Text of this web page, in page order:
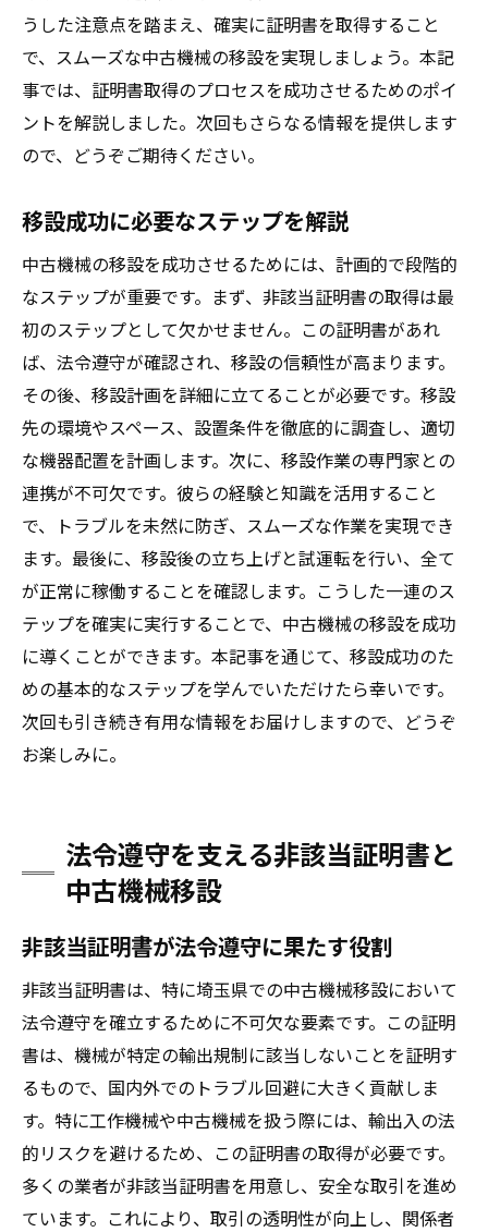
うした注意点を踏まえ、確実に証明書を取得すること
で、スムーズな中古機械の移設を実現しましょう。本記
事では、証明書取得のプロセスを成功させるためのポイ
ントを解説しました。次回もさらなる情報を提供します
ので、どうぞご期待ください。
移設成功に必要なステップを解説
中古機械の移設を成功させるためには、計画的で段階的
なステップが重要です。まず、非該当証明書の取得は最
初のステップとして欠かせません。この証明書があれ
ば、法令遵守が確認され、移設の信頼性が高まります。
その後、移設計画を詳細に立てることが必要です。移設
先の環境やスペース、設置条件を徹底的に調査し、適切
な機器配置を計画します。次に、移設作業の専門家との
連携が不可欠です。彼らの経験と知識を活用すること
で、トラブルを未然に防ぎ、スムーズな作業を実現でき
ます。最後に、移設後の立ち上げと試運転を行い、全て
が正常に稼働することを確認します。こうした一連のス
テップを確実に実行することで、中古機械の移設を成功
に導くことができます。本記事を通じて、移設成功のた
めの基本的なステップを学んでいただけたら幸いです。
次回も引き続き有用な情報をお届けしますので、どうぞ
お楽しみに。
法令遵守を支える非該当証明書と
中古機械移設
非該当証明書が法令遵守に果たす役割
非該当証明書は、特に埼玉県での中古機械移設において
法令遵守を確立するために不可欠な要素です。この証明
書は、機械が特定の輸出規制に該当しないことを証明す
るもので、国内外でのトラブル回避に大きく貢献しま
す。特に工作機械や中古機械を扱う際には、輸出入の法
的リスクを避けるため、この証明書の取得が必要です。
多くの業者が非該当証明書を用意し、安全な取引を進め
ています。これにより、取引の透明性が向上し、関係者